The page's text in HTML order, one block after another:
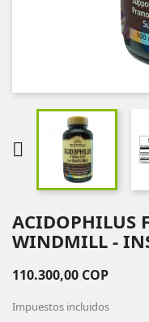

ACIDOPHILUS
WINDMILL -
110.300,00 COP
Impuestos incluidos